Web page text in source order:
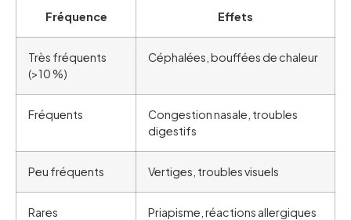
Fréquence Effets
Très fréquents
(>10 %)
Céphalées, bouffées de chaleur
Fréquents
Congestion nasale, troubles
digestifs
Peu fréquents Vertiges, troubles visuels
Rares
Priapisme, réactions allergiques